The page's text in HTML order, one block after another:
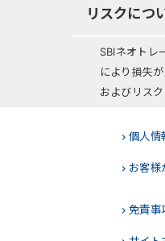
リスクにつ
SBIネオトレ
により損失
およびリス
個人情
お客様
免責事